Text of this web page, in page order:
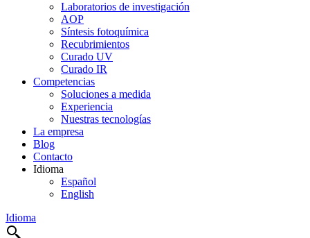
Laboratorios de investigación
AOP
Síntesis fotoquímica
Recubrimientos
Curado UV
Curado IR
Competencias
Soluciones a medida
Experiencia
Nuestras tecnologías
La empresa
Blog
Contacto
Idioma
Español
English
Idioma